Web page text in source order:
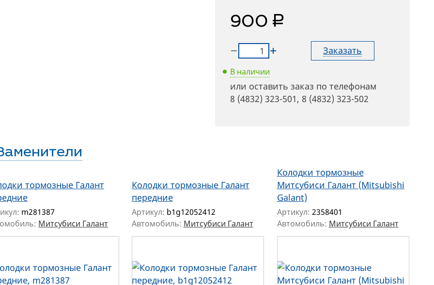
900 руб.
Заказать
В наличии
или оставить заказ по телефонам
8 (4832) 323-501, 8 (4832) 323-502
тормозные Галант
m281387
Митсубиси Галант
Колодки тормозные Галант
передние
Артикул: b1g12052412
Автомобиль: Митсубиси Галант
Колодки тормозные
Митсубиси Галант (Mitsubishi
Galant)
Артикул: 2358401
Автомобиль: Митсубиси Галант